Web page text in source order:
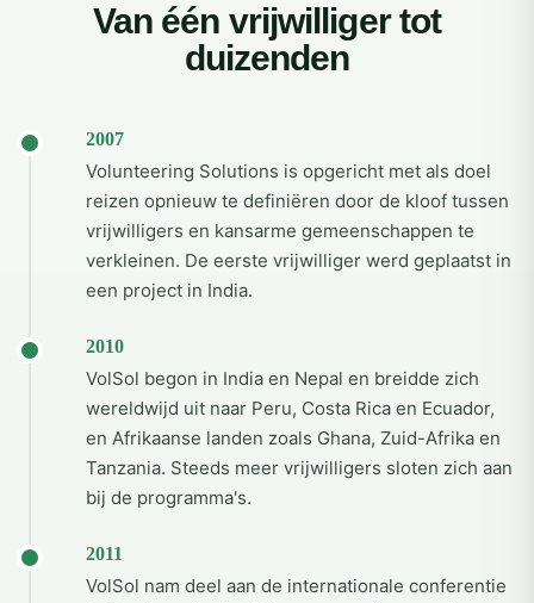
Van één vrijwilliger tot
duizenden
2007
Volunteering Solutions is opgericht met als doel
reizen opnieuw te definiëren door de kloof tussen
vrijwilligers en kansarme gemeenschappen te
verkleinen. De eerste vrijwilliger werd geplaatst in
een project in India.
2010
VolSol begon in India en Nepal en breidde zich
wereldwijd uit naar Peru, Costa Rica en Ecuador,
en Afrikaanse landen zoals Ghana, Zuid-Afrika en
Tanzania. Steeds meer vrijwilligers sloten zich aan
bij de programma's.
2011
VolSol nam deel aan de internationale conferentie